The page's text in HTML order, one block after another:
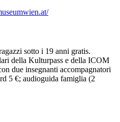
sotto i 19 anni gratis.
della Kulturpass e della ICOM
due insegnanti accompagnatori
5 €; audioguida famiglia (2